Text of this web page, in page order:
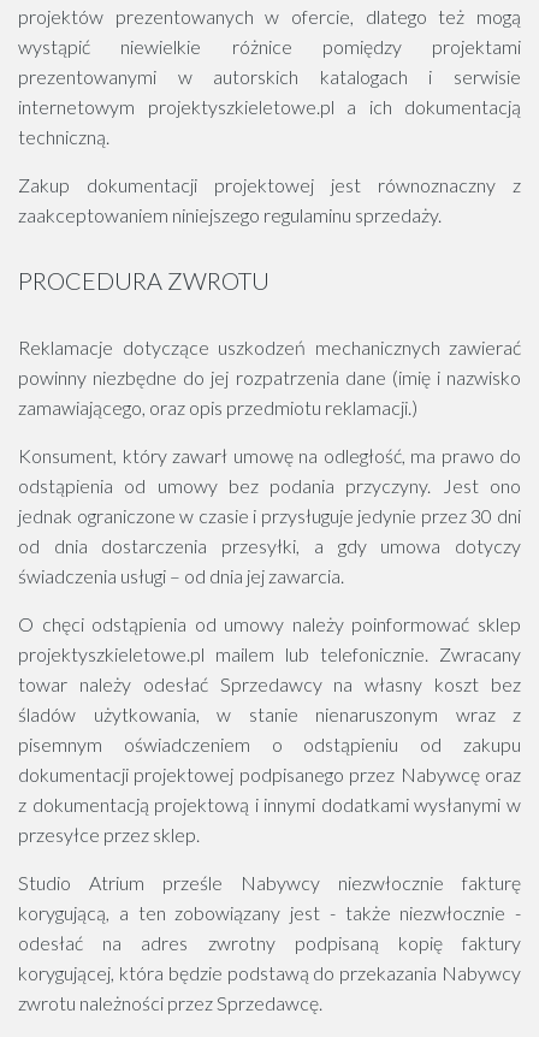
projektów prezentowanych w ofercie, dlatego też mogą
wystąpić niewielkie różnice pomiędzy projektami
prezentowanymi w autorskich katalogach i serwisie
internetowym projektyszkieletowe.pl a ich dokumentacją
techniczną.
Zakup dokumentacji projektowej jest równoznaczny z
zaakceptowaniem niniejszego regulaminu sprzedaży.
PROCEDURA ZWROTU
Reklamacje dotyczące uszkodzeń mechanicznych zawierać
powinny niezbędne do jej rozpatrzenia dane (imię i nazwisko
zamawiającego, oraz opis przedmiotu reklamacji.)
Konsument, który zawarł umowę na odległość, ma prawo do
odstąpienia od umowy bez podania przyczyny. Jest ono
jednak ograniczone w czasie i przysługuje jedynie przez 30 dni
od dnia dostarczenia przesyłki, a gdy umowa dotyczy
świadczenia usługi – od dnia jej zawarcia.
O chęci odstąpienia od umowy należy poinformować sklep
projektyszkieletowe.pl mailem lub telefonicznie. Zwracany
towar należy odesłać Sprzedawcy na własny koszt bez
śladów użytkowania, w stanie nienaruszonym wraz z
pisemnym oświadczeniem o odstąpieniu od zakupu
dokumentacji projektowej podpisanego przez Nabywcę oraz
z dokumentacją projektową i innymi dodatkami wysłanymi w
przesyłce przez sklep.
Studio Atrium prześle Nabywcy niezwłocznie fakturę
korygującą, a ten zobowiązany jest - także niezwłocznie -
odesłać na adres zwrotny podpisaną kopię faktury
korygującej, która będzie podstawą do przekazania Nabywcy
zwrotu należności przez Sprzedawcę.